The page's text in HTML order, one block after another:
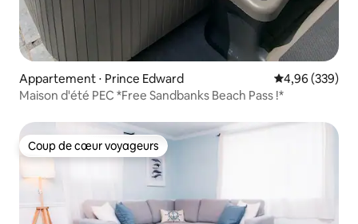
Appartement ⋅ Prince Edward Évaluation
4,96 (339)
Maison d'été PEC *Free Sandbanks Beach Pass !*
Coup de cœur voyageurs
Coup de cœur voyageurs